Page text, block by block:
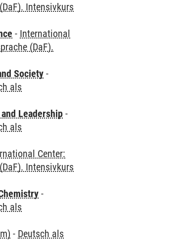
Intensivkurs
- International
(DaF).
Society -
als
Leadership -
als
Center:
Intensivkurs
-
als
- Deutsch als